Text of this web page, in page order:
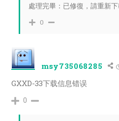
處理完畢：已修復，請重新下
0
msy735068285
GXXD-33下载信息错误
0